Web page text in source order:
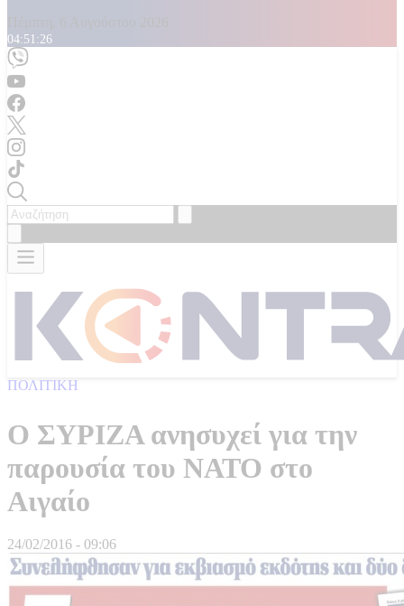
04:51:28
ΠΟΛΙΤΙΚΗ
Ο ΣΥΡΙΖΑ ανησυχεί για την
παρουσία του ΝΑΤΟ στο
Αιγαίο
24/02/2016 - 09:06